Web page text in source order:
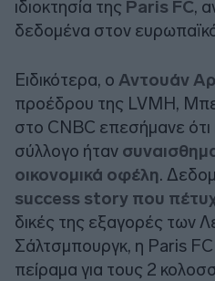
ιδιοκτησία της Paris FC,
δεδομένα στον
Ειδικότερα, ο Αντουάν
προέδρου της LVMH,
στο CNBC επεσήμανε
σύλλογο ήταν
οικονομικά οφέλη.
success story που
δικές της εξαγορές των
Σάλτσμπουργκ, η Paris FC
πείραμα για τους 2